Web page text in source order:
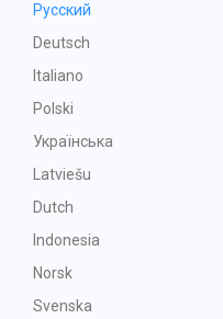
Русский
Deutsch
Italiano
Polski
Українська
Latviešu
Dutch
Indonesia
Norsk
Svenska